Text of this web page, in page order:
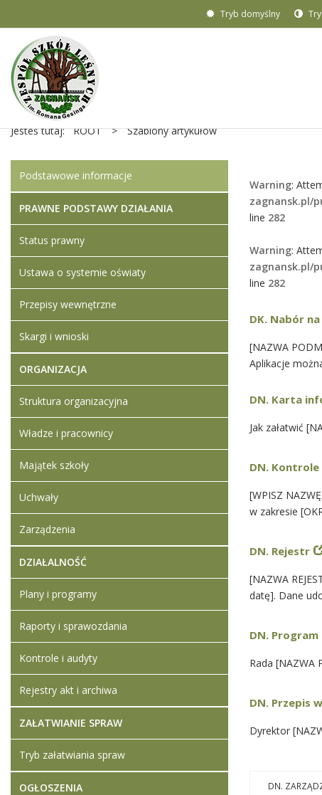
Tryb domyślny
Jesteś tutaj: ROOT > Szablony artykułów
Warning:
zagnansk.pl/
line 282
Warning:
zagnansk.pl/
line 282
DK. Nabór
[NAZWA
Aplikacje
DN. Karta
Jak załatwić
DN.
[WPISZ
w zakresie
DN. Rejestr
[NAZWA
datę]. Dane
DN. Program
Rada [NAZWA
DN. Przepis
Dyrektor
DN.
Podstawowe informacje
PRAWNE PODSTAWY DZIAŁANIA
Status prawny
Ustawa o systemie oświaty
Przepisy wewnętrzne
Skargi i wnioski
ORGANIZACJA
Struktura organizacyjna
Władze i pracownicy
Majątek szkoły
Uchwały
Zarządzenia
DZIAŁALNOŚĆ
Plany i programy
Raporty i sprawozdania
Kontrole i audyty
Rejestry akt i archiwa
ZAŁATWIANIE SPRAW
Tryb załatwiania spraw
OGŁOSZENIA